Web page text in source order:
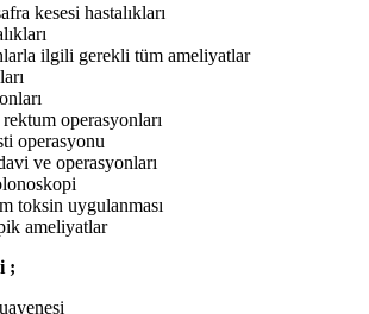
kesesi hastalıkları
ilgili gerekli tüm ameliyatlar
operasyonları
operasyonu
ve operasyonları
toksin uygulanması
ameliyatlar
;